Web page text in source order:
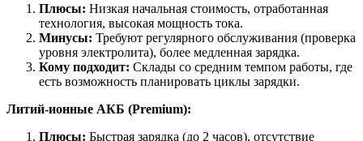
Плюсы: Низкая начальная стоимость, отработанная
технология, высокая мощность тока.
Минусы: Требуют регулярного обслуживания (проверка
уровня электролита), более медленная зарядка.
Кому подходит: Склады со средним темпом работы, где
есть возможность планировать циклы зарядки.
Литий-ионные АКБ (Premium):
Плюсы: Быстрая зарядка (до 2 часов), отсутствие